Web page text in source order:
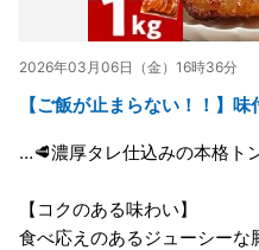
2026年03月06日（金）16時36分
【ご飯が止まらない！！】
…🥩濃厚タレ仕込みの本格ト
【コクのある味わい】
食べ応えのあるジューシー